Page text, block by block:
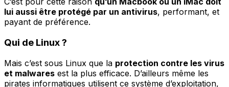
lui aussi être protégé par un antivirus, performant, et
payant de préférence.
Qui de Linux ?
Mais c’est sous Linux que la protection contre les virus
et malwares est la plus efficace. D’ailleurs même les
pirates informatiques utilisent ce système d’exploitation,